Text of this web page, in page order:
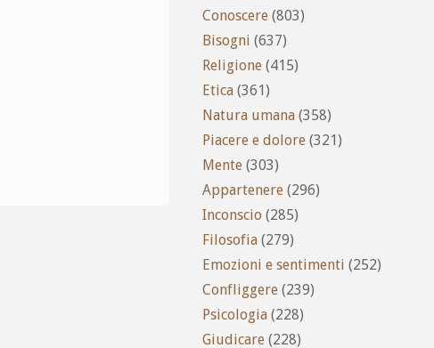
Conoscere (803)
Bisogni (637)
Religione (415)
Etica (361)
Natura umana (358)
Piacere e dolore (321)
Mente (303)
Appartenere (296)
Inconscio (285)
Filosofia (279)
Emozioni e sentimenti (252)
Confliggere (239)
Psicologia (228)
Giudicare (228)